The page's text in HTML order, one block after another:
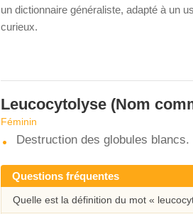
un dictionnaire généraliste, adapté à un
curieux.
Leucocytolyse (Nom
Féminin
Destruction des globules blancs.
Questions fréquentes
Quelle est la définition du mot «